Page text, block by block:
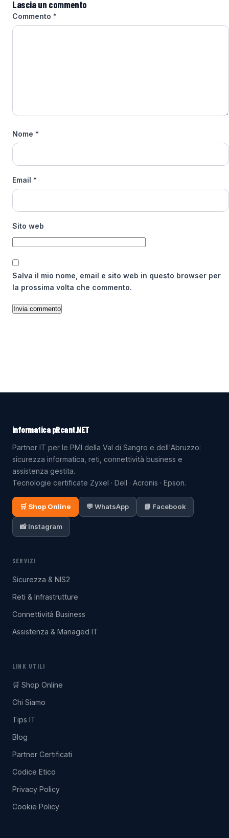
Lascia un commento
Commento *
Nome *
Email *
Sito web
Salva il mio nome, email e sito web in questo browser per
la prossima volta che commento.
informatica pRcant.NET
Partner IT per le PMI della Val di Sangro e dell'Abruzzo:
sicurezza informatica, reti, connettività business e
assistenza gestita.
Tecnologie certificate Zyxel · Dell · Acronis · Epson.
🛒 Shop Online 💬 WhatsApp 📘 Facebook
📸 Instagram
SERVIZI
Sicurezza & NIS2
Reti & Infrastrutture
Connettività Business
Assistenza & Managed IT
LINK UTILI
🛒 Shop Online
Chi Siamo
Tips IT
Blog
Partner Certificati
Codice Etico
Privacy Policy
Cookie Policy